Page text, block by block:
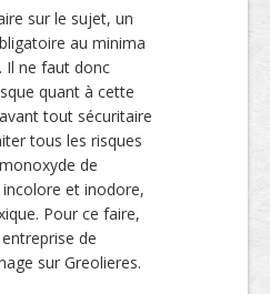
sur le sujet, un
au minima
Il ne faut donc
quant à cette
tout sécuritaire
tous les risques
de
et inodore,
Pour ce faire,
de
sur Greolieres.